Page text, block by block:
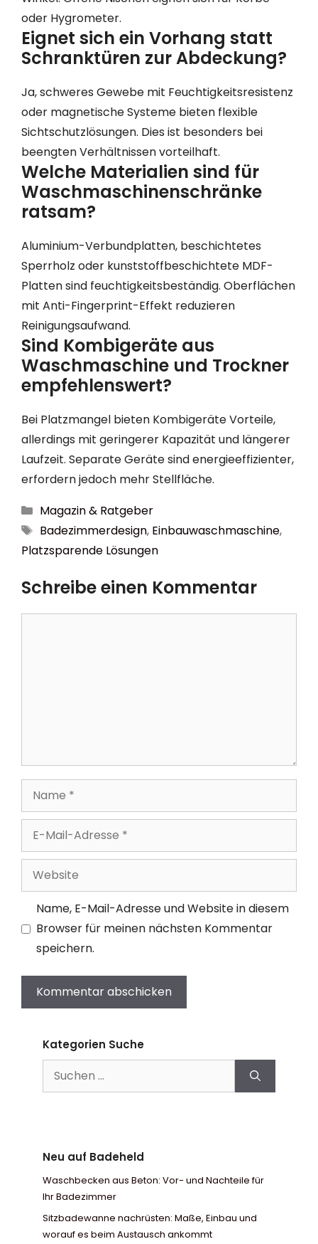
oder Hygrometer.
Eignet sich ein Vorhang statt
Schranktüren zur Abdeckung?
Ja, schweres Gewebe mit Feuchtigkeitsresistenz
oder magnetische Systeme bieten flexible
Sichtschutzlösungen. Dies ist besonders bei
beengten Verhältnissen vorteilhaft.
Welche Materialien sind für
Waschmaschinenschränke
ratsam?
Aluminium-Verbundplatten, beschichtetes
Sperrholz oder kunststoffbeschichtete MDF-
Platten sind feuchtigkeitsbeständig. Oberflächen
mit Anti-Fingerprint-Effekt reduzieren
Reinigungsaufwand.
Sind Kombigeräte aus
Waschmaschine und Trockner
empfehlenswert?
Bei Platzmangel bieten Kombigeräte Vorteile,
allerdings mit geringerer Kapazität und längerer
Laufzeit. Separate Geräte sind energieeffizienter,
erfordern jedoch mehr Stellfläche.
Kategorien
Magazin & Ratgeber
Schlagwörter
Badezimmerdesign, Einbauwaschmaschine,
Platzsparende Lösungen
Schreibe einen Kommentar
Name
Mail-
Adresse
Website
Name, E-Mail-Adresse und Website in diesem
Browser für meinen nächsten Kommentar
speichern.
Kategorien Suche
nach:
Neu auf Badeheld
Waschbecken aus Beton: Vor- und Nachteile für
Ihr Badezimmer
Sitzbadewanne nachrüsten: Maße, Einbau und
worauf es beim Austausch ankommt